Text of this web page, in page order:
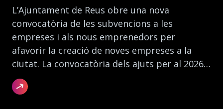
L’Ajuntament de Reus obre una nova
convocatòria de les subvencions a les
empreses i als nous emprenedors per
afavorir la creació de noves empreses a la
ciutat. La convocatòria dels ajuts per al 2026…